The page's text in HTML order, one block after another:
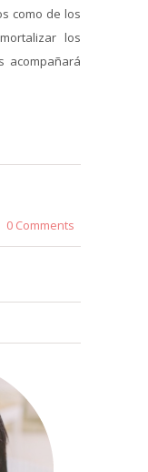
como de los
los
acompañará
0 Comments